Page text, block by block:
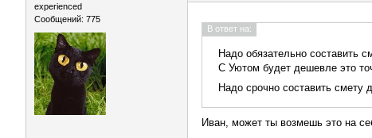
experienced
Сообщений: 775
В ответ на:
Надо обязательно составить
С Уютом будет дешевле это
Надо срочно составить смету
Иван, может ты возмешь это на